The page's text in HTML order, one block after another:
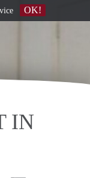
IN
OK!